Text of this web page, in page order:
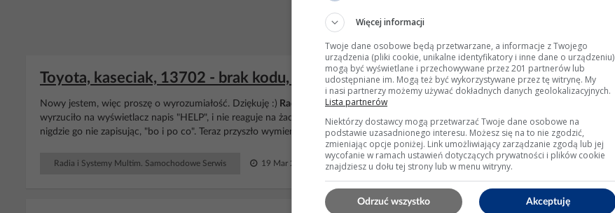
Toyota, kaseciak, 13702 - brak kodu, na wyświetlaczu "HELP"
Nowy jestem, więc proszę o wyrozumiałość. Dziękuję :) Radio fabryczneToyota( Fujitsu-Ten ), po 10 próbach wpisania kodu
wyrzuciło na wyświetlacz napis "HELP", i nie reaguje na żaden klawisz. Ostatnio wpisywałem ten kod kilka lat temu, oczywiście
nigdzie go nie zapisując, "bo i po co". Teraz przyszło wymienić akumulator i jestem w kropce, a zradiem...
Radia i Systemy Multim. Samochodowe Serwis 19 Mar 2012 01:07 Odpowiedzi: 2 Wyświetleń: 2585
Więcej informacji
Twoje dane osobowe będą przetwarzane, a informacje z Twojego
urządzenia (pliki cookie, unikalne identyfikatory i inne dane o urządzeniu)
mogą być wyświetlane i przechowywane przez 201 partnerów lub
udostępniane im. Mogą też być wykorzystywane przez tę witrynę. My
i nasi partnerzy możemy używać dokładnych danych geolokalizacyjnych.
Lista partnerów
Niektórzy dostawcy mogą przetwarzać Twoje dane osobowe na
podstawie uzasadnionego interesu. Możesz się na to nie zgodzić,
zmieniając opcje poniżej. Link umożliwiający zarządzanie zgodą lub jej
wycofanie w ramach ustawień dotyczących prywatności i plików cookie
znajdziesz u dołu tej strony lub w menu witryny.
Akceptuję
Odrzuć wszystko